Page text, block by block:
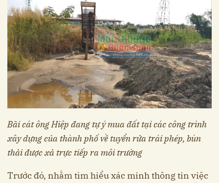
Bãi cát ông Hiệp đang tự ý mua đất tại các công trình
xây dựng của thành phố về tuyển rửa trái phép, bùn
thải được xả trực tiếp ra môi trường
Trước đó, nhằm tìm hiểu xác minh thông tin việc